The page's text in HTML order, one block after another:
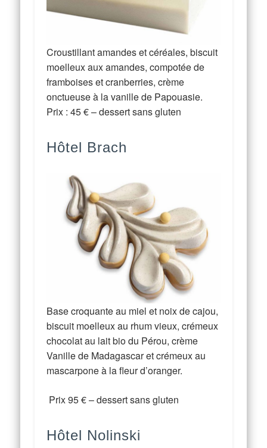
Croustillant amandes et céréales, biscuit
moelleux aux amandes, compotée de
framboises et cranberries, crème
onctueuse à la vanille de Papouasie.
Prix : 45 € – dessert sans gluten
Hôtel Brach
Base croquante au miel et noix de cajou,
biscuit moelleux au rhum vieux, crémeux
chocolat au lait bio du Pérou, crème
Vanille de Madagascar et crémeux au
mascarpone à la fleur d’oranger.
Prix 95 € – dessert sans gluten
Hôtel Nolinski